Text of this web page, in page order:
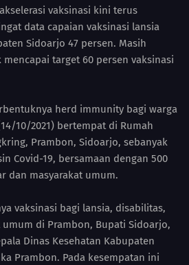
vaksinasi kini terus
data capaian vaksinasi lansia
Sidoarjo 47 persen. Masih
mencapai target 60 persen vaksinasi
herd immunity bagi warga
10/2021) bertempat di Rumah
Prambon, Sidoarjo, sebanyak
Covid-19, bersamaan dengan 500
dan masyarakat umum.
vaksinasi bagi lansia, disabilitas,
di Prambon, Bupati Sidoarjo,
Dinas Kesehatan Kabupaten
Prambon. Pada kesempatan ini